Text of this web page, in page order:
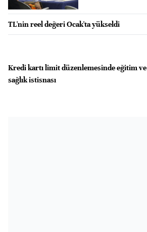
TL'nin reel değeri Ocak'ta yükseldi
Kredi kartı limit düzenlemesinde eğitim ve
sağlık istisnası